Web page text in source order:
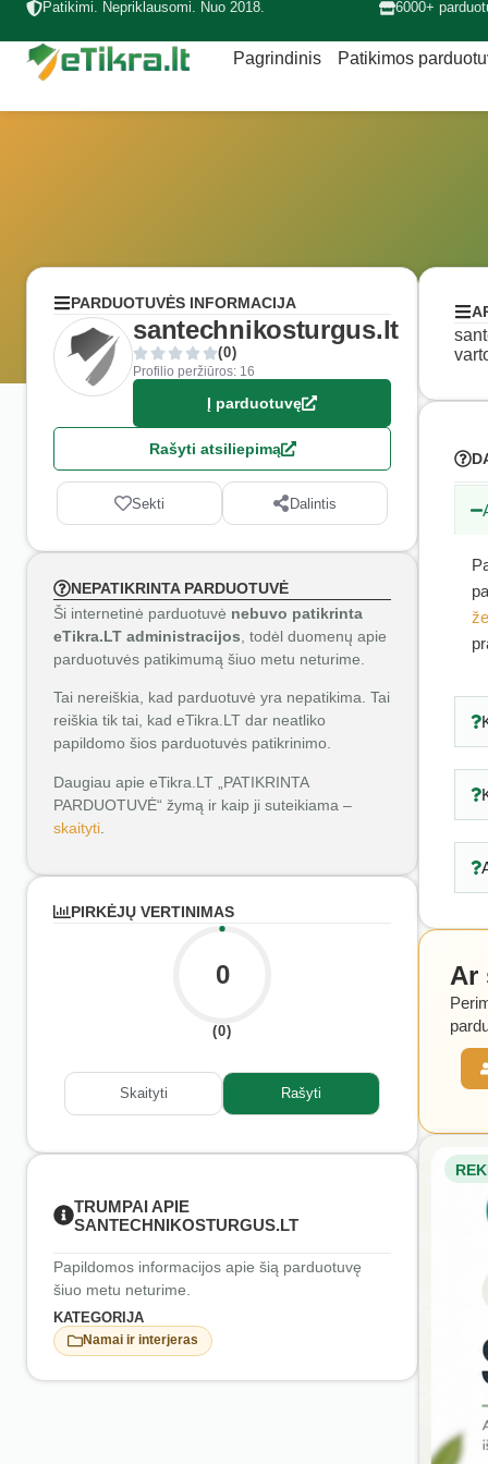
Patikimi. Nepriklausomi. Nuo 2018. 6000+
Pagrindinis Patikimos
PARDUOTUVĖS INFORMACIJA
santechnikosturgus.lt
(0)
Profilio peržiūros: 16
Į parduotuvę
Rašyti atsiliepimą
Sekti Dalintis
NEPATIKRINTA PARDUOTUVĖ
Ši internetinė parduotuvė nebuvo patikrinta
eTikra.LT administracijos , todėl duomenų apie
parduotuvės patikimumą šiuo metu neturime.
Tai nereiškia, kad parduotuvė yra nepatikima. Tai
reiškia tik tai, kad eTikra.LT dar neatliko
papildomo šios parduotuvės patikrinimo.
Daugiau apie eTikra.LT „PATIKRINTA
PARDUOTUVĖ“ žymą ir kaip ji suteikiama –
skaityti
PIRKĖJŲ VERTINIMAS
0
(0)
Skaityti Rašyti
TRUMPAI APIE
SANTECHNIKOSTURGUS.LT
Papildomos informacijos apie šią parduotuvę
šiuo metu neturime.
KATEGORIJA
Namai ir interjeras
Ar